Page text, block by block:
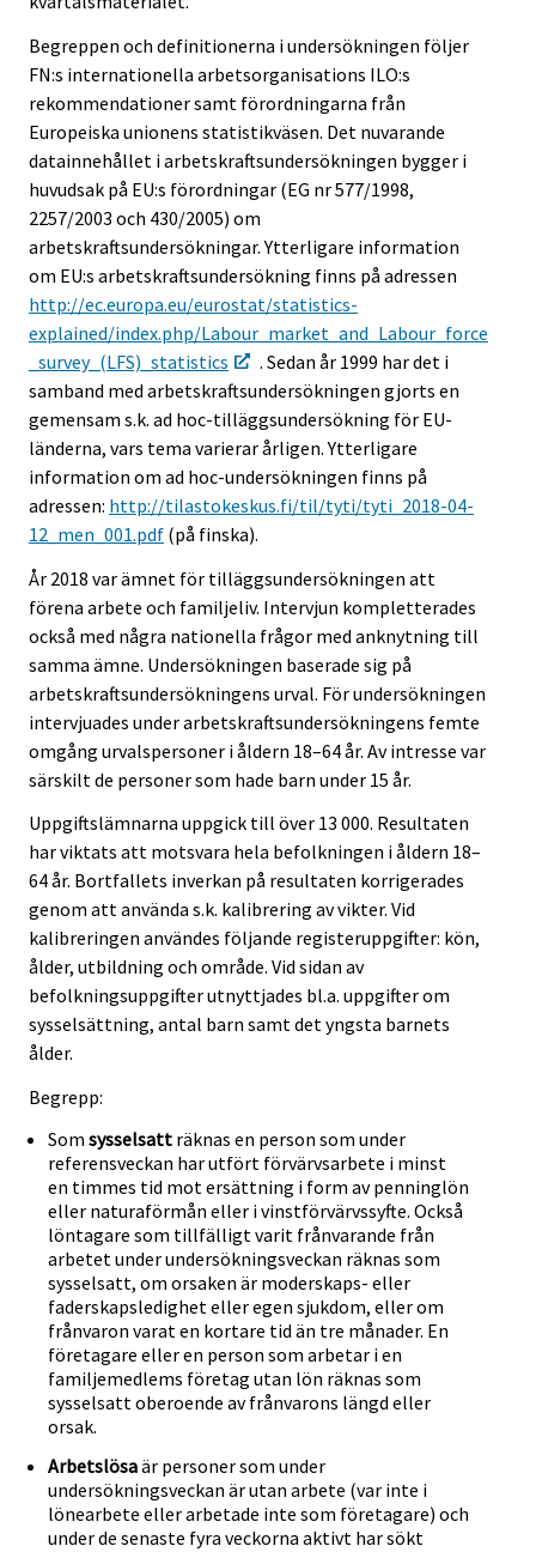
Begreppen och definitionerna i undersökningen följer
FN:s internationella arbetsorganisations ILO:s
rekommendationer samt förordningarna från
Europeiska unionens statistikväsen. Det nuvarande
datainnehållet i arbetskraftsundersökningen bygger i
huvudsak på EU:s förordningar (EG nr 577/1998,
2257/2003 och 430/2005) om
arbetskraftsundersökningar. Ytterligare information
om EU:s arbetskraftsundersökning finns på adressen
http://ec.europa.eu/eurostat/statistics-
explained/index.php/Labour_market_and_Labour_force
_survey_(LFS)_statistics
. Sedan år 1999 har det i
samband med arbetskraftsundersökningen gjorts en
gemensam s.k. ad hoc-tilläggsundersökning för EU-
länderna, vars tema varierar årligen. Ytterligare
information om ad hoc-undersökningen finns på
adressen: http://tilastokeskus.fi/til/tyti/tyti_2018-04-
12_men_001.pdf (på finska).
År 2018 var ämnet för tilläggsundersökningen att
förena arbete och familjeliv. Intervjun kompletterades
också med några nationella frågor med anknytning till
samma ämne. Undersökningen baserade sig på
arbetskraftsundersökningens urval. För undersökningen
intervjuades under arbetskraftsundersökningens femte
omgång urvalspersoner i åldern 18–64 år. Av intresse var
särskilt de personer som hade barn under 15 år.
Uppgiftslämnarna uppgick till över 13 000. Resultaten
har viktats att motsvara hela befolkningen i åldern 18–
64 år. Bortfallets inverkan på resultaten korrigerades
genom att använda s.k. kalibrering av vikter. Vid
kalibreringen användes följande registeruppgifter: kön,
ålder, utbildning och område. Vid sidan av
befolkningsuppgifter utnyttjades bl.a. uppgifter om
sysselsättning, antal barn samt det yngsta barnets
ålder.
Begrepp:
Som sysselsatt räknas en person som under
referensveckan har utfört förvärvsarbete i minst
en timmes tid mot ersättning i form av penninglön
eller naturaförmån eller i vinstförvärvssyfte. Också
löntagare som tillfälligt varit frånvarande från
arbetet under undersökningsveckan räknas som
sysselsatt, om orsaken är moderskaps- eller
faderskapsledighet eller egen sjukdom, eller om
frånvaron varat en kortare tid än tre månader. En
företagare eller en person som arbetar i en
familjemedlems företag utan lön räknas som
sysselsatt oberoende av frånvarons längd eller
orsak.
Arbetslösaär personer som under
undersökningsveckan är utan arbete (var inte i
lönearbete eller arbetade inte som företagare) och
under de senaste fyra veckorna aktivt har sökt